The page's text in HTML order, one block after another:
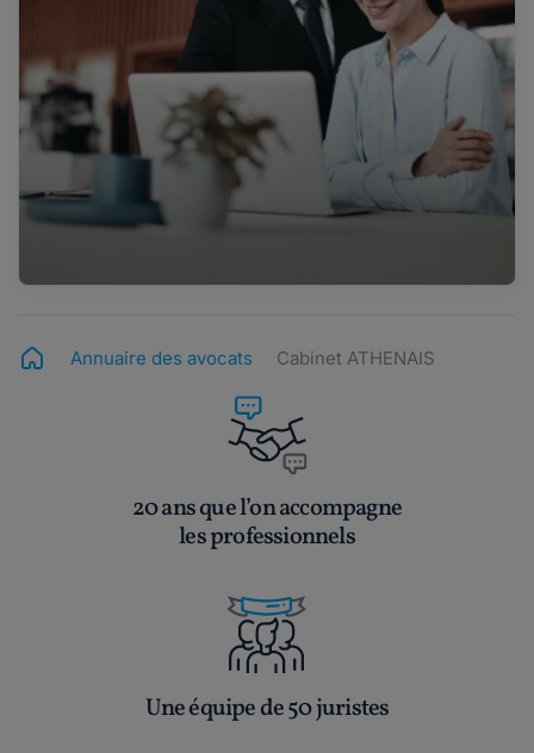
Annuaire des avocats Cabinet ATHENAIS
20 ans que l’on accompagne
les professionnels
Une équipe de 50 juristes